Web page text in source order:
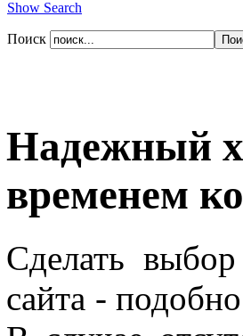
Show Search
Поиск
Надежный
временем
Сделать
сайта -